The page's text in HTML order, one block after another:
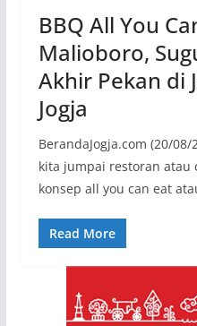
BBQ All You
Malioboro,
Akhir Pekan di
Jogja
BerandaJogja.com (20/
kita jumpai restoran atau
konsep all you can eat
Read More